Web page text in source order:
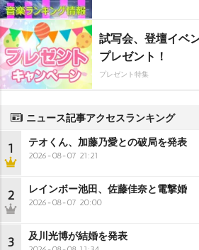
試写会、登壇イベ
プレゼント！
プレゼント特集
ニュース記事アクセスランキング
1 テオくん、加藤乃愛との破局を発表
2026-08-07 21:21
2 レインボー池田、佐藤佳奈と電撃婚
2026-08-07 20:00
3 及川光博が結婚を発表